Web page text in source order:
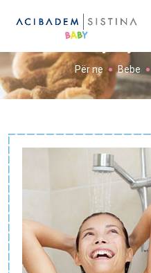
PLANIFIKIMI I SHTATZËNISË
SHTATZËNIA JAVË PAS JAVE
BEBE
FËMIJA
MJETE
TË REJA
NËNAT RRËFYEN
Për ne Bebe